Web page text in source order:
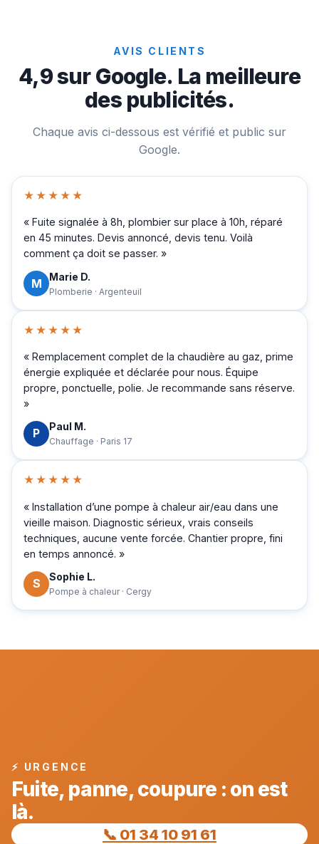
AVIS CLIENTS
4,9 sur Google. La meilleure
des publicités.
Chaque avis ci-dessous est vérifié et public sur
Google.
★★★★★
« Fuite signalée à 8h, plombier sur place à 10h, réparé
en 45 minutes. Devis annoncé, devis tenu. Voilà
comment ça doit se passer. »
M Marie D.
Plomberie · Argenteuil
★★★★★
« Remplacement complet de la chaudière au gaz, prime
énergie expliquée et déclarée pour nous. Équipe
propre, ponctuelle, polie. Je recommande sans réserve.
»
P Paul M.
Chauffage · Paris 17
★★★★★
« Installation d’une pompe à chaleur air/eau dans une
vieille maison. Diagnostic sérieux, vrais conseils
techniques, aucune vente forcée. Chantier propre, fini
en temps annoncé. »
S Sophie L.
Pompe à chaleur · Cergy
⚡ URGENCE
Fuite, panne, coupure : on est
là.
📞 01 34 10 91 61